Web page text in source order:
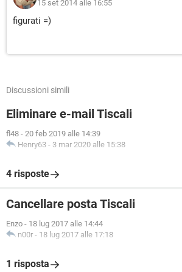
15 set 2014 alle 16:55
figurati =)
Discussioni simili
Eliminare e-mail Tiscali
fl48 - 20 feb 2019 alle 14:39
Henry63 - 3 mar 2020 alle 15:38
4 risposte
Cancellare posta Tiscali
Enzo - 18 lug 2017 alle 14:44
n00r - 18 lug 2017 alle 17:18
1 risposta